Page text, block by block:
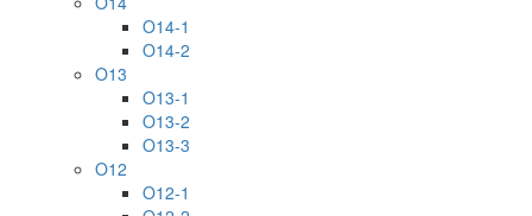
O14-1
O14-2
O13
O13-1
O13-2
O13-3
O12
O12-1